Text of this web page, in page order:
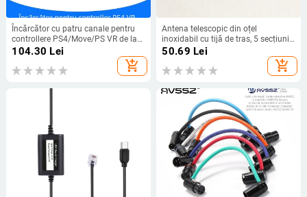
Încărcător cu patru canale pentru
controllere PS4/Move/PS VR de la
ipega – interfață USB, carcasă ABS
104.30 Lei
add_shopping_cart
Antena telescopic din oțel
inoxidabil cu tijă de tras, 5 secțiuni,
cap universal; 50 Ω, bandă întreagă,
50.69 Lei
add_shopping_cart